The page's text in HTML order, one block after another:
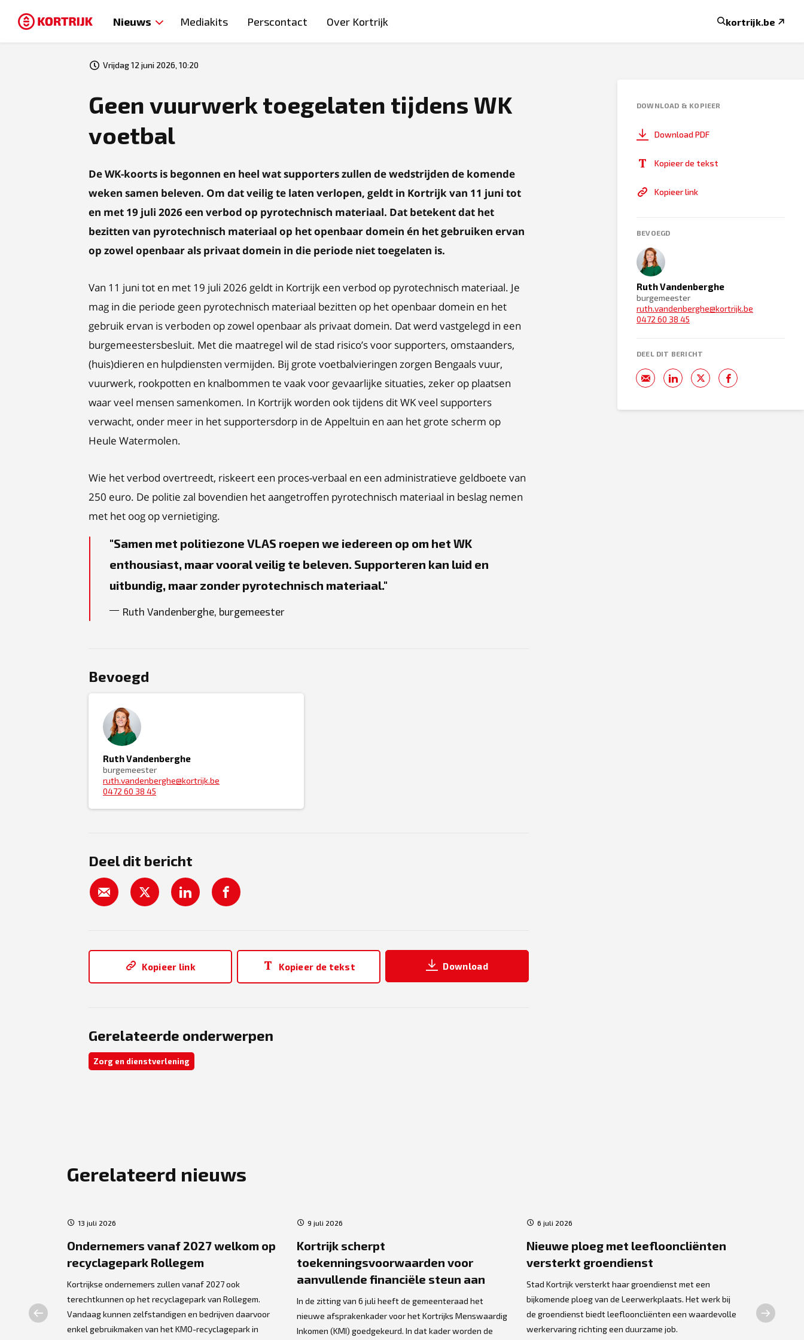
Nieuws Mediakits Perscontact Over Kortrijk kortrijk.be
Vrijdag 12 juni 2026, 10:20
Geen vuurwerk toegelaten tijdens WK
voetbal
De WK-koorts is begonnen en heel wat supporters zullen de wedstrijden de komende
weken samen beleven. Om dat veilig te laten verlopen, geldt in Kortrijk van 11 juni tot
en met 19 juli 2026 een verbod op pyrotechnisch materiaal. Dat betekent dat het
bezitten van pyrotechnisch materiaal op het openbaar domein én het gebruiken ervan
op zowel openbaar als privaat domein in die periode niet toegelaten is.
Van 11 juni tot en met 19 juli 2026 geldt in Kortrijk een verbod op pyrotechnisch materiaal. Je
mag in die periode geen pyrotechnisch materiaal bezitten op het openbaar domein en het
gebruik ervan is verboden op zowel openbaar als privaat domein. Dat werd vastgelegd in een
burgemeestersbesluit. Met die maatregel wil de stad risico’s voor supporters, omstaanders,
(huis)dieren en hulpdiensten vermijden. Bij grote voetbalvieringen zorgen Bengaals vuur,
vuurwerk, rookpotten en knalbommen te vaak voor gevaarlijke situaties, zeker op plaatsen
waar veel mensen samenkomen. In Kortrijk worden ook tijdens dit WK veel supporters
verwacht, onder meer in het supportersdorp in de Appeltuin en aan het grote scherm op
Heule Watermolen.
Wie het verbod overtreedt, riskeert een proces-verbaal en een administratieve geldboete van
250 euro. De politie zal bovendien het aangetroffen pyrotechnisch materiaal in beslag nemen
met het oog op vernietiging.
Samen met politiezone VLAS roepen we iedereen op om het WK
enthousiast, maar vooral veilig te beleven. Supporteren kan luid en
uitbundig, maar zonder pyrotechnisch materiaal.
Ruth Vandenberghe, burgemeester
Bevoegd
Ruth Vandenberghe
burgemeester
ruth.vandenberghe@kortrijk.be
0472 60 38 45
Deel dit bericht
Kopieer link Kopieer de tekst Download
Gerelateerde onderwerpen
Zorg en dienstverlening
DOWNLOAD & KOPIEER
Download PDF
Kopieer de tekst
Kopieer link
BEVOEGD
Ruth Vandenberghe
burgemeester
ruth.vandenberghe@kortrijk.be
0472 60 38 45
DEEL DIT BERICHT
Gerelateerd nieuws
gegeven
13 juli 2026
Ondernemers vanaf 2027 welkom op
recyclagepark Rollegem
Kortrijkse ondernemers zullen vanaf 2027 ook
terechtkunnen op het recyclagepark van Rollegem.
Vandaag kunnen zelfstandigen en bedrijven daarvoor
enkel gebruikmaken van het KMO-recyclagepark in
9 juli 2026
Kortrijk scherpt
toekenningsvoorwaarden voor
aanvullende financiële steun aan
In de zitting van 6 juli heeft de gemeenteraad het
nieuwe afsprakenkader voor het Kortrijks Menswaardig
Inkomen (KMI) goedgekeurd. In dat kader worden de
6 juli 2026
Nieuwe ploeg met leeflooncliënten
versterkt groendienst
Stad Kortrijk versterkt haar groendienst met een
bijkomende ploeg van de Leerwerkplaats. Het werk bij
de groendienst biedt leeflooncliënten een waardevolle
werkervaring richting een duurzame job.
Op